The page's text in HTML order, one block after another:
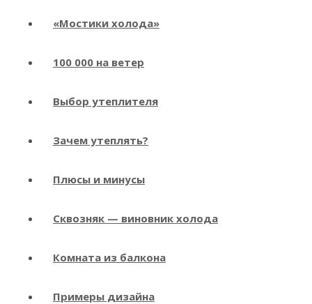
«Мостики холода»
100 000 на ветер
Выбор утеплителя
Зачем утеплять?
Плюсы и минусы
Сквозняк — виновник холода
Комната из балкона
Примеры дизайна